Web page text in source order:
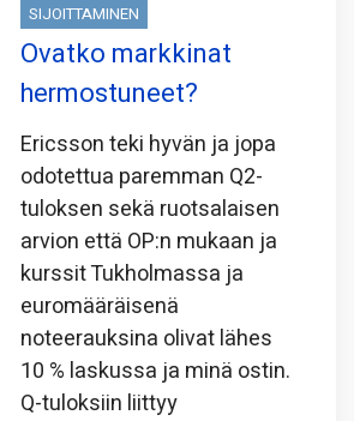
SIJOITTAMINEN
Ovatko markkinat
hermostuneet?
Ericsson teki hyvän ja jopa
odotettua paremman Q2-
tuloksen sekä ruotsalaisen
arvion että OP:n mukaan ja
kurssit Tukholmassa ja
euromääräisenä
noteerauksina olivat lähes
10 % laskussa ja minä ostin.
Q-tuloksiin liittyy